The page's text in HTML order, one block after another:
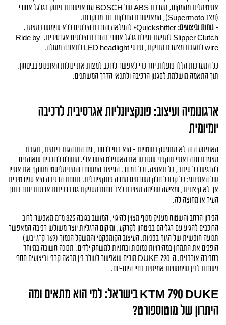
(מצב Supermoto), המאפשרת החלקות זנב מבוקרות.
- נוחות וביצועים:
Slipper Clutch למניעת נעילת גלגל אחורי בהורדת הילוכים אגרסיבית, Ride by
wire לתגובת מצערת מדויקת, ופנסי LED headlight לתאורה מעולה.
תוך התאמה מושלמת לסגנון הרכיבה ולתנאי הדרך המשתנים.
יומיומית
העיר או מחוצה לה.
פשרות לבין שימושיות אמיתית בחיי היום-יום.
היתרון של מוטוספורט?